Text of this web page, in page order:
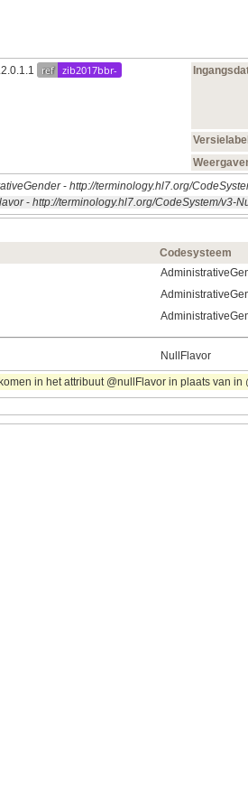
ref zib2017bbr-
Versielabel
- http://terminology.hl7.org/
- http://terminology.hl7.org/CodeSystem/v3-
Codesysteem
NullFlavor
in het attribuut @nullFlavor in plaats van in